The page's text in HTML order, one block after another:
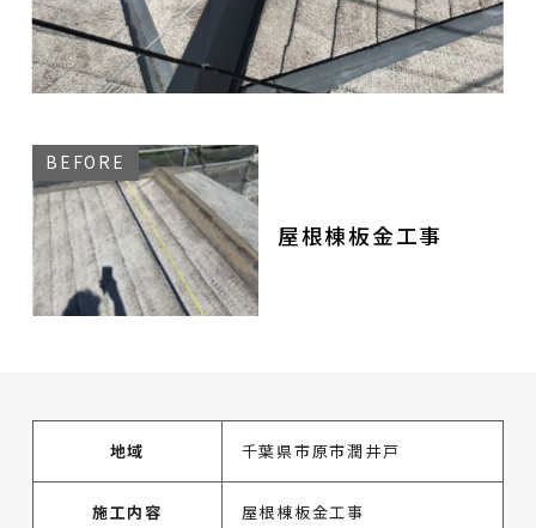
屋根棟板金工事
地域 千葉県市原市潤井戸
施工内容 屋根棟板金工事